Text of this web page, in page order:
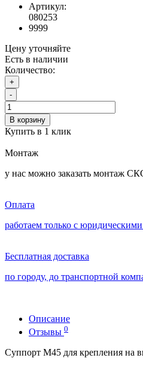
Артикул:
080253
9999
Цену уточняйте
Есть в наличии
Количество:
+
-
В корзину
Купить в 1 клик
Монтаж
у нас можно заказать монтаж
Оплата
работаем только с
Бесплатная доставка
по городу, до транспортной
Описание
Отзывы 0
Суппорт М45 для крепления на